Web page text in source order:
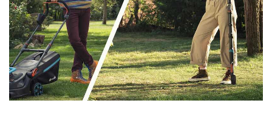
Mowox
MTD
N
New O.M.R.A.
Nilfisk
Ninja